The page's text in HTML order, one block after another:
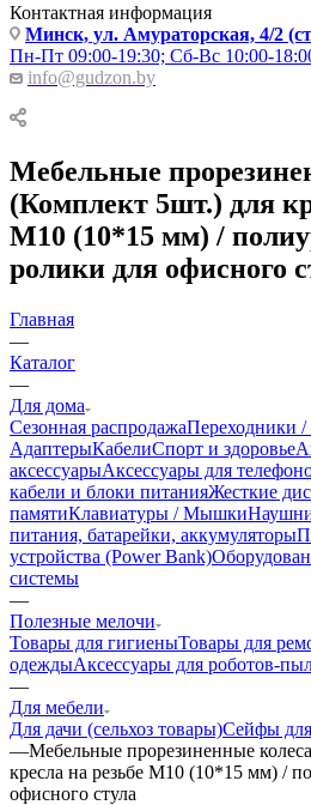
Контактная информация
Минск, ул. Амураторская, 4/2
Пн-Пт 09:00-19:30; Сб-Вс 10:00-
info@gudzon.by
Мебельные
(Комплект 5шт.) для
M10 (10*15 мм) /
ролики для офисного
Главная
—
Каталог
—
Для дома
Сезонная распродажаПереходники
АдаптерыКабелиСпорт и здоровье
аксессуарыАксессуары для
кабели и блоки питанияЖесткие
памятиКлавиатуры / Мышки
питания, батарейки, аккумуляторы
устройства (Power Bank)
системы
—
Полезные мелочи
Товары для гигиеныТовары для
одеждыАксессуары для роботов-
—
Для мебели
Для дачи (сельхоз товары)Сейфы
—Мебельные прорезиненные
кресла на резьбе M10 (10*15 мм) /
офисного стула